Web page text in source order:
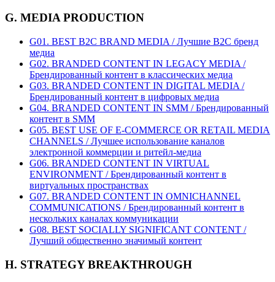
G. MEDIA PRODUCTION
G01. BEST B2C BRAND MEDIA / Лучшие B2C бренд
медиа
G02. BRANDED CONTENT IN LEGACY MEDIA /
Брендированный контент в классических медиа
G03. BRANDED CONTENT IN DIGITAL MEDIA /
Брендированный контент в цифровых медиа
G04. BRANDED CONTENT IN SMM / Брендированный
контент в SMM
G05. BEST USE OF E-COMMERCE OR RETAIL MEDIA
CHANNELS / Лучшее использование каналов
электронной коммерции и ритейл-медиа
G06. BRANDED CONTENT IN VIRTUAL
ENVIRONMENT / Брендированный контент в
виртуальных пространствах
G07. BRANDED CONTENT IN OMNICHANNEL
COMMUNICATIONS / Брендированный контент в
нескольких каналах коммуникации
G08. BEST SOCIALLY SIGNIFICANT CONTENT /
Лучший общественно значимый контент
H. STRATEGY BREAKTHROUGH